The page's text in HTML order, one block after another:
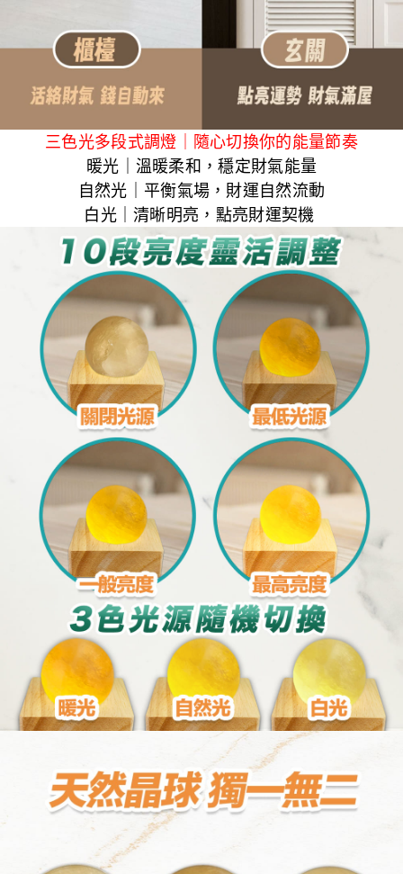
三色光多段式調燈｜隨心切換你的能量節奏
暖光 ｜溫暖柔和，穩定財氣能量
自然光 ｜平衡氣場，財運自然流動
白光｜清晰明亮，點亮財運契機